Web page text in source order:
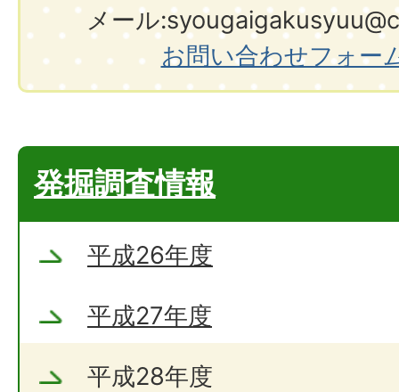
メール
お問い合わせフォー
発掘調査情報
平成26年度
平成27年度
平成28年度